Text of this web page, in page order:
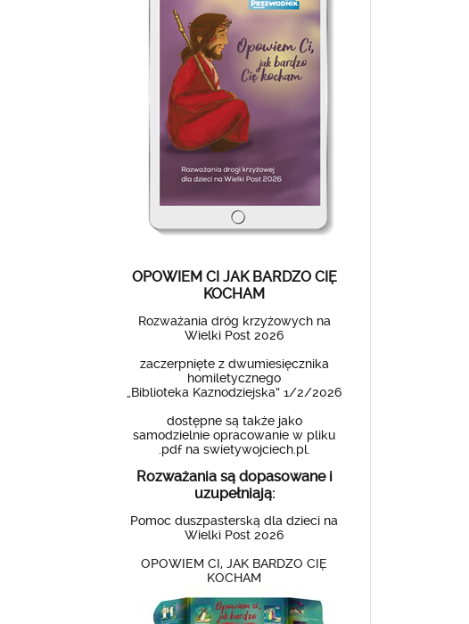
OPOWIEM CI JAK BARDZO CIĘ
KOCHAM
Rozważania dróg krzyżowych na
Wielki Post 2026
zaczerpnięte z dwumiesięcznika
homiletycznego
„Biblioteka Kaznodziejska” 1/2/2026
dostępne są także jako
samodzielnie opracowanie w pliku
.pdf na swietywojciech.pl.
Rozważania są dopasowane i
uzupełniają:
Pomoc duszpasterską dla dzieci na
Wielki Post 2026
OPOWIEM CI, JAK BARDZO CIĘ
KOCHAM